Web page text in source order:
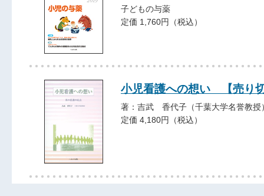
子どもの与薬
定価 1,760円（税込）
小児看護への想い 【売り
著：吉武 香代子（千葉大学名誉教授
定価 4,180円（税込）